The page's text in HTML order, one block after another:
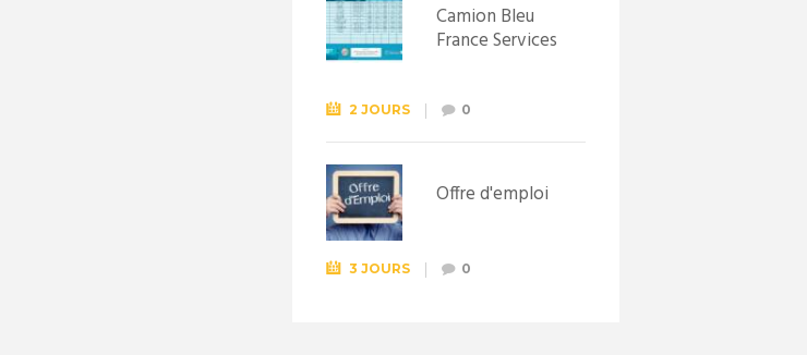
Camion Bleu
France Services
2 JOURS 0
Offre d'emploi
3 JOURS 0